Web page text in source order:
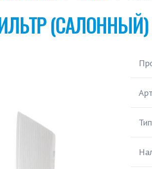
(САЛОННЫЙ)
Тип